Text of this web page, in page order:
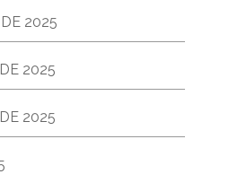
2025
2025
2025